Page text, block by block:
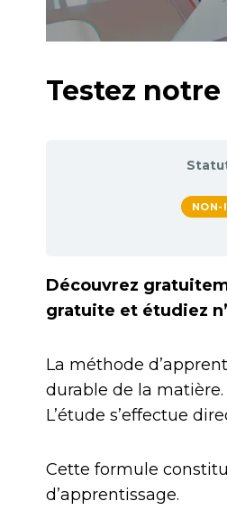
Testez
NON-
Découvrez
gratuite et étudiez
La méthode
durable de la matière.
L’étude s’effectue
Cette formule
d’apprentissage.